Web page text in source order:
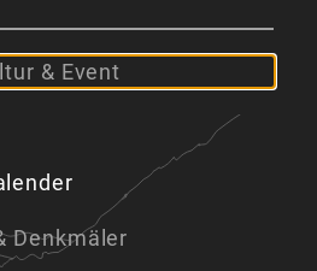
& Event
Denkmäler